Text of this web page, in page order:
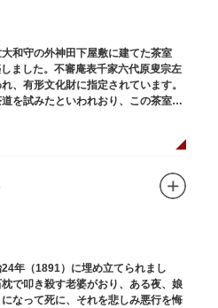
和守の外神田下屋敷に建てた茶室
ました。不審庵表千家六代原叟宗左
、有形文化財に指定されています。
を試みたといわれおり、この茶室は
年（1891）に埋め立てられまし
で叩き殺す老婆がおり、ある夜、娘
なって死に、それを悲しみ悪行を悔